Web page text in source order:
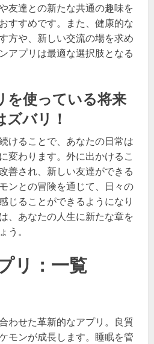
友達との新たな共通の趣味を
すすめです。また、健康的な
方や、新しい交流の場を求め
アプリは最適な選択肢となる
を使っている将来
バリ！
けることで、あなたの日常は
変わります。外に出かけるこ
善され、新しい友達ができる
ンとの冒険を通じて、日々の
じることができるようになり
、あなたの人生に新たな章を
う。
リ：一覧
わせた革新的なアプリ。良質
モンが成長します。睡眠を管